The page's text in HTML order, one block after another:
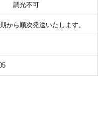
ｍ 調光不可
から順次発送いたします。